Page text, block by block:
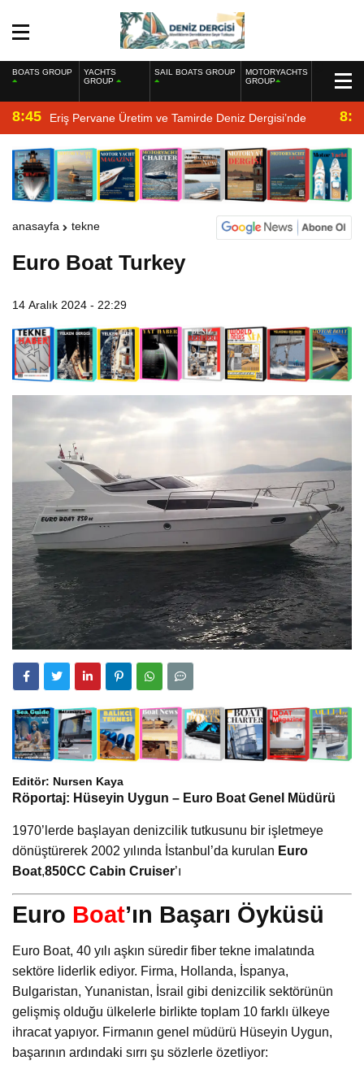
BOATS GROUP
YACHTS
GROUP
SAIL BOATS GROUP
MOTORYACHTS
GROUP
8:45 Eriş Pervane Üretim ve Tamirde Deniz Dergisi’nde
anasayfa tekne
Euro Boat Turkey
14 Aralık 2024 - 22:29
Editör: Nursen Kaya
Röportaj: Hüseyin Uygun – Euro Boat Genel Müdürü
1970’lerde başlayan denizcilik tutkusunu bir işletmeye
dönüştürerek 2002 yılında İstanbul’da kurulan Euro
Boat,850CC Cabin Cruiser’ı
Euro Boat’ın Başarı Öyküsü
Euro Boat, 40 yılı aşkın süredir fiber tekne imalatında
sektöre liderlik ediyor. Firma, Hollanda, İspanya,
Bulgaristan, Yunanistan, İsrail gibi denizcilik sektörünün
gelişmiş olduğu ülkelerle birlikte toplam 10 farklı ülkeye
ihracat yapıyor. Firmanın genel müdürü Hüseyin Uygun,
başarının ardındaki sırrı şu sözlerle özetliyor: